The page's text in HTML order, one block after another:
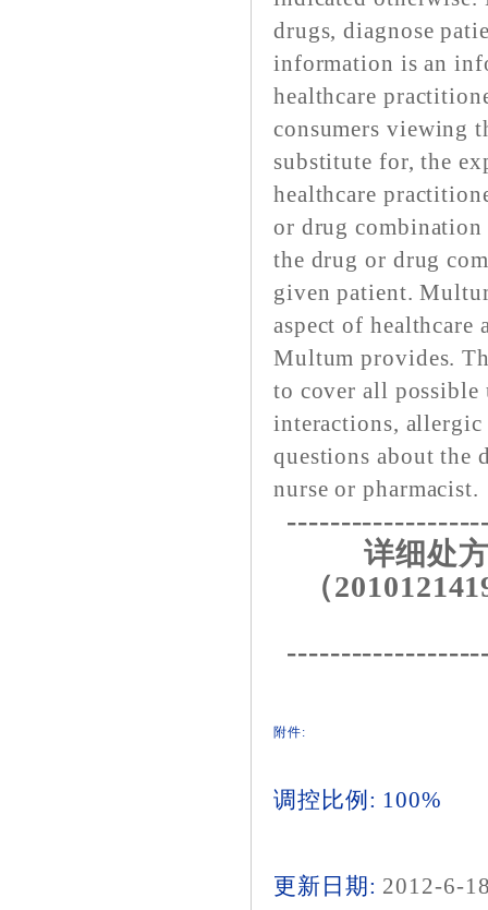
drugs, diagnose
information is an
healthcare
consumers viewing
substitute for, the
healthcare
or drug
the drug or drug
given patient.
aspect of
Multum provides.
to cover all possible
interactions, allergic
questions about the
nurse or pharmacist.
详细处
（
附件:
调控比例: 100%
更新日期: 2012-6-